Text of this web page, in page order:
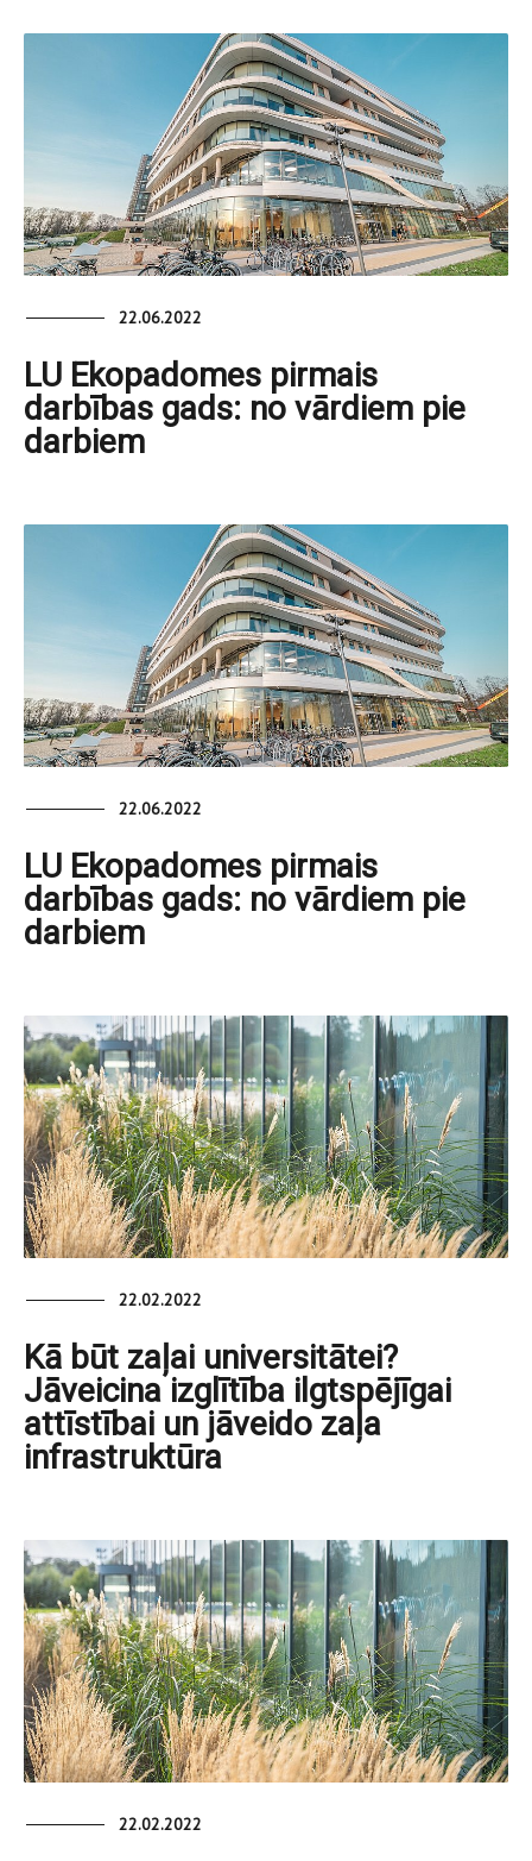
22.06.2022
LU Ekopadomes pirmais
darbības gads: no vārdiem pie
darbiem
22.06.2022
LU Ekopadomes pirmais
darbības gads: no vārdiem pie
darbiem
22.02.2022
Kā būt zaļai universitātei?
Jāveicina izglītība ilgtspējīgai
attīstībai un jāveido zaļa
infrastruktūra
22.02.2022